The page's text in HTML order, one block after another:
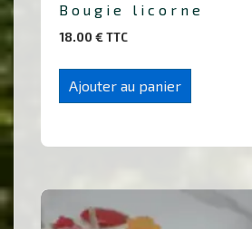
Bougie licorne
18.00 €TTC
Ajouter au panier